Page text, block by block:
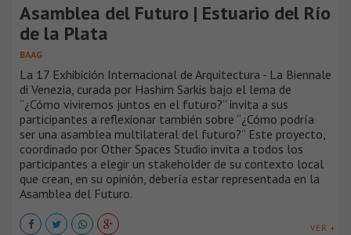
Asamblea del Futuro | Estuario del Río
de la Plata
BAAG
La 17 Exhibición Internacional de Arquitectura - La Biennale
di Venezia, curada por Hashim Sarkis bajo el lema de
“¿Cómo viviremos juntos en el futuro?” invita a sus
participantes a reflexionar también sobre “¿Cómo podría
ser una asamblea multilateral del futuro?” Este proyecto,
coordinado por Other Spaces Studio invita a todos los
participantes a elegir un stakeholder de su contexto local
que crean, en su opinión, debería estar representada en la
Asamblea del Futuro.
VER +